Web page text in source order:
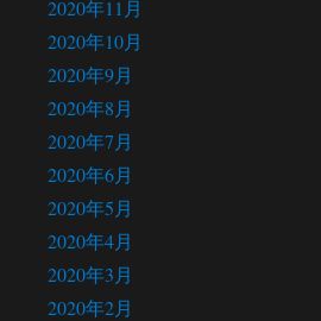
2020年11月
2020年10月
2020年9月
2020年8月
2020年7月
2020年6月
2020年5月
2020年4月
2020年3月
2020年2月